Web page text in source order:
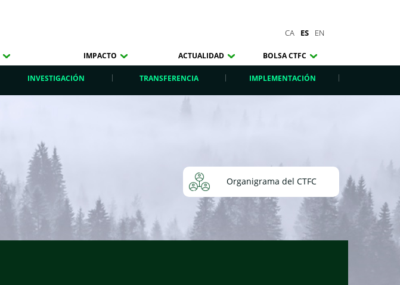
CA ES EN
IMPACTO ACTUALIDAD BOLSA CTFC
INVESTIGACIÓN TRANSFERENCIA IMPLEMENTACIÓN
Organigrama del CTFC